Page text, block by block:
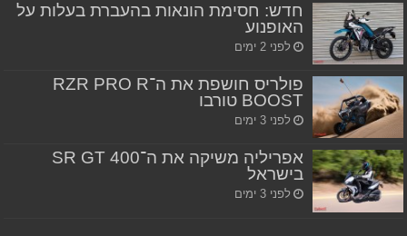
חדש: חסימת הונאות בהעברת בעלות על
האופנוע
לפני 2 ימים
פולריס חושפת את ה־RZR PRO R
BOOST טורבו
לפני 3 ימים
אפריליה משיקה את ה־SR GT 400
בישראל
לפני 3 ימים